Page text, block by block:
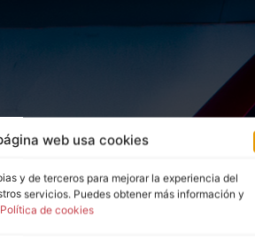
web usa cookies
y de terceros para mejorar la experiencia del
servicios. Puedes obtener más información y
Política de cookies